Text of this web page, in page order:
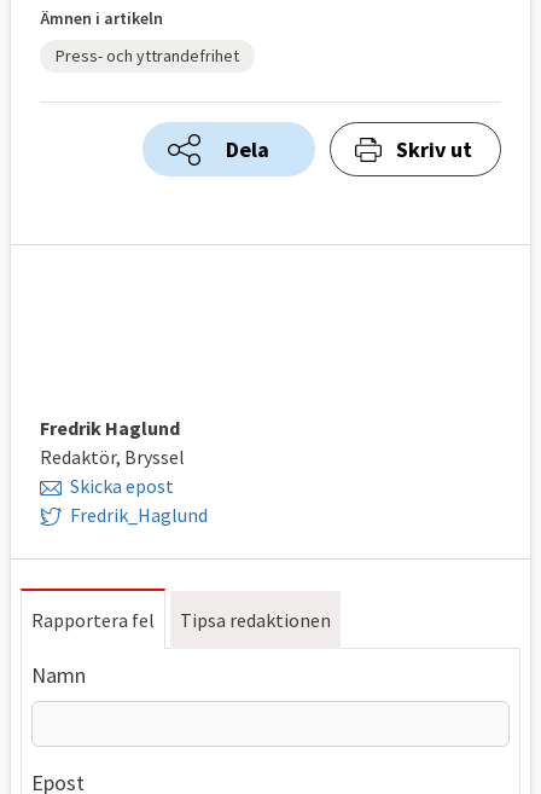
Ämnen i artikeln
Press- och yttrandefrihet
Dela Skriv ut
Fredrik Haglund
Redaktör, Bryssel
Skicka epost
Fredrik_Haglund
Rapportera fel Tipsa redaktionen
Namn
Epost